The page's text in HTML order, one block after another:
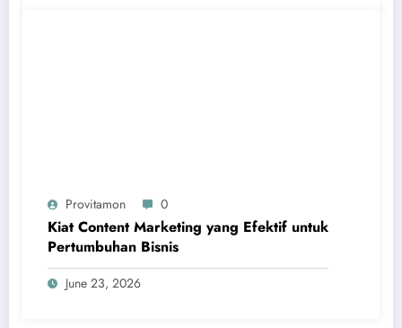
Provitamon 0
Kiat Content Marketing yang Efektif untuk
Pertumbuhan Bisnis
June 23, 2026